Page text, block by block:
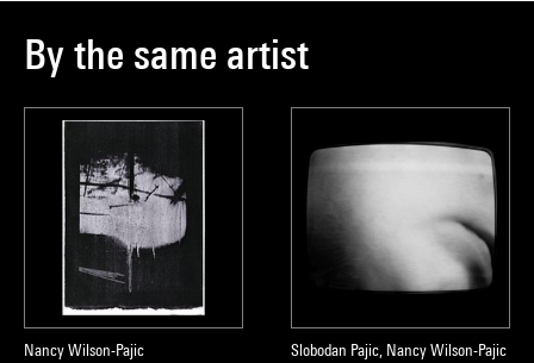
By the same artist
Nancy Wilson-Pajic
Slobodan Pajic, Nancy Wilson-Pajic